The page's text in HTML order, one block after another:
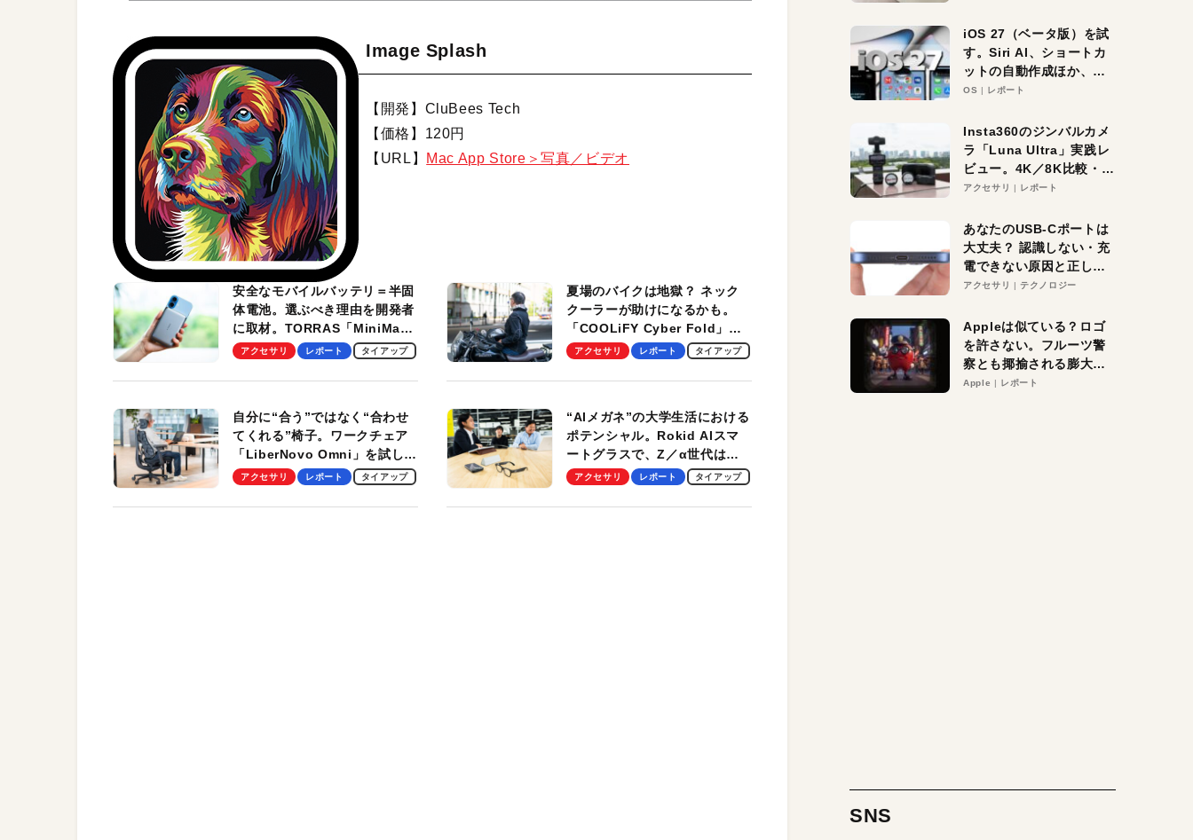
Image Splash
【開発】CluBees Tech
【価格】120円
【URL】
Mac App Store＞写真／ビデオ
安全なモバイルバッテリ＝半固
体電池。選ぶべき理由を開発者
に取材。TORRAS「MiniMag
Pro」の実機レビューも
アクセサリ レポート タイアップ
夏場のバイクは地獄？ ネック
クーラーが助けになるかも。
「COOLiFY Cyber Fold」レ
ビュー。冷却の速さ、密着する
性がグッド！
アクセサリ レポート タイアップ
自分に“合う”ではなく“合わせ
てくれる”椅子。ワークチェア
「LiberNovo Omni」を試して
わかったその魅力。まさかのス
アクセサリ レポート タイアップ
“AIメガネ”の大学生活における
ポテンシャル。Rokid AIスマ
ートグラスで、Z／α世代は何
を見る？ 現役学生起業家、そ
【PR】
アクセサリ レポート タイアップ
iOS 27（ベータ版）を試
す。Siri AI、ショートカ
ットの自動作成ほか、期
待大の便利機能5選。
る未来はすぐそこ！
OS レポート
Insta360のジンバルカメ
ラ「Luna Ultra」実践レ
ビュー。4K／8K比較・ズ
ーム・夜間撮影をチェッ
アクセサリ レポート
あなたのUSB-Cポートは
大丈夫？ 認識しない・充
電できない原因と正しい
対策
アクセサリ テクノロジー
Appleは似ている？ロゴ
を許さない。フルーツ警
察とも揶揄される膨大な
異議申し立て。対象は非
Apple レポート
SNS